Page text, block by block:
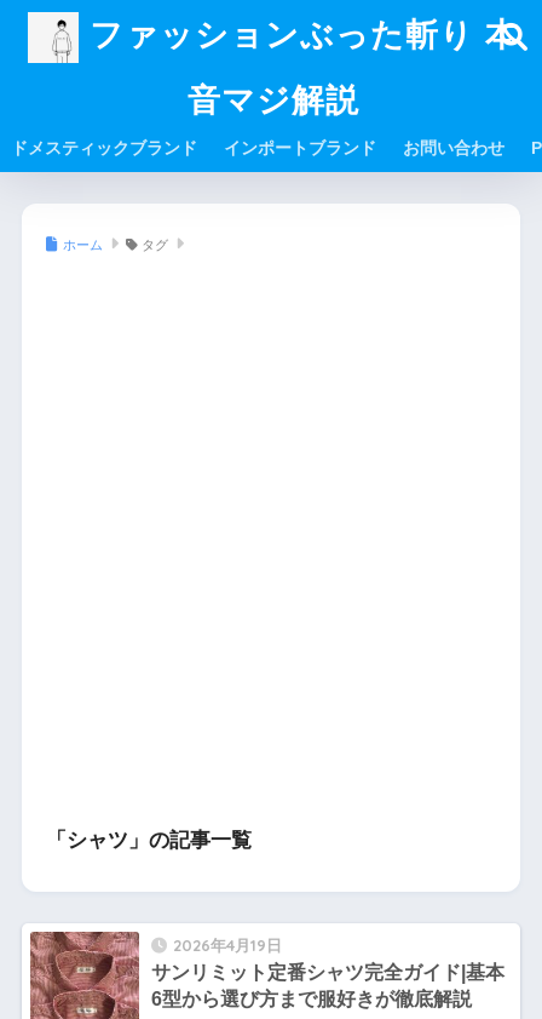
ファッションぶった斬り 本
音マジ解説
ドメスティックブランド インポートブランド お問い合わせ
ホーム タグ
「シャツ」の記事一覧
2026年4月19日
サンリミット定番シャツ完全ガイド|基本
6型から選び方まで服好きが徹底解説